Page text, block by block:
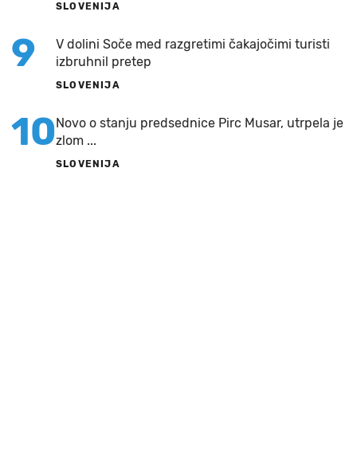
SLOVENIJA
9
V dolini Soče med razgretimi čakajočimi turisti
izbruhnil pretep
SLOVENIJA
10Novo o stanju predsednice Pirc Musar, utrpela je
zlom ...
SLOVENIJA